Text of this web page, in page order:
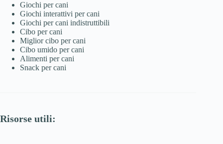
Giochi per cani
Giochi interattivi per cani
Giochi per cani indistruttibili
Cibo per cani
Miglior cibo per cani
Cibo umido per cani
Alimenti per cani
Snack per cani
Risorse utili: